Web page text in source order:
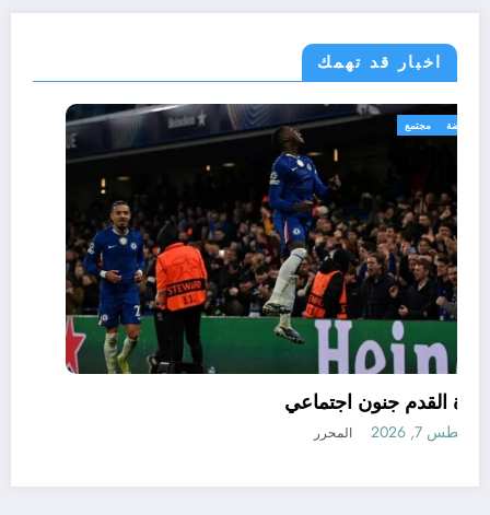
اخبار قد تهمك
رياضة
كرة القدم جنون اجتماعي
أغسطس 7, 2026 المحرر